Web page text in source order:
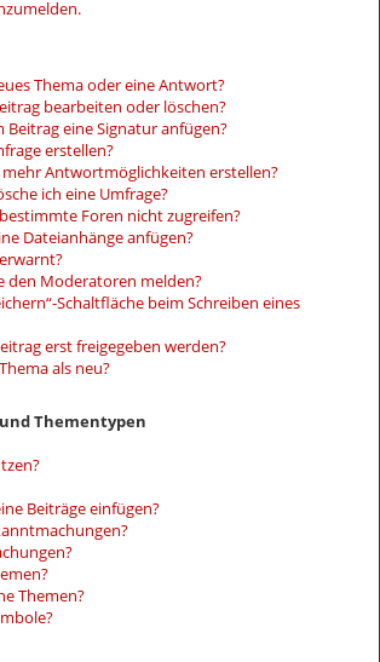
Thema oder eine Antwort?
bearbeiten oder löschen?
Beitrag eine Signatur anfügen?
erstellen?
Antwortmöglichkeiten erstellen?
ich eine Umfrage?
Foren nicht zugreifen?
Dateianhänge anfügen?
den Moderatoren melden?
Schaltfläche beim Schreiben eines
erst freigegeben werden?
als neu?
Thementypen
Beiträge einfügen?
Themen?